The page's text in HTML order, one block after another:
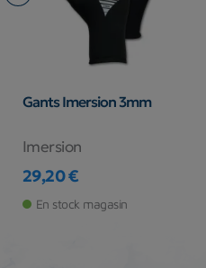
Gants Imersion 3mm
Imersion
Prix
29,20 €
En stock magasin